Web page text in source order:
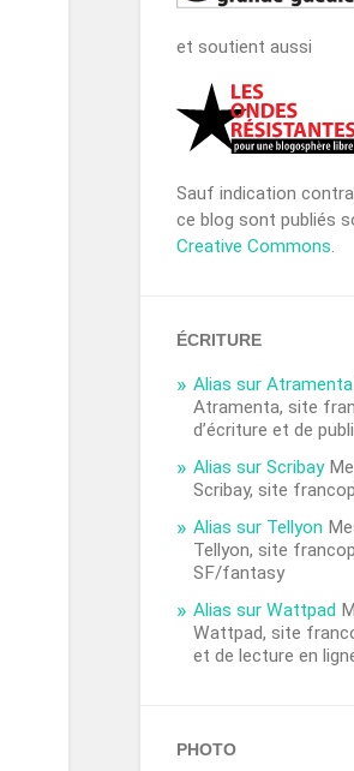
et soutient aussi
Sauf indication
ce blog sont publiés
Creative Commons.
ÉCRITURE
Alias sur Atramenta
Atramenta, site
d’écriture et de
Alias sur Scribay
Scribay, site
Alias sur Tellyon
Tellyon, site
SF/fantasy
Alias sur Wattpad
Wattpad, site
et de lecture en
PHOTO